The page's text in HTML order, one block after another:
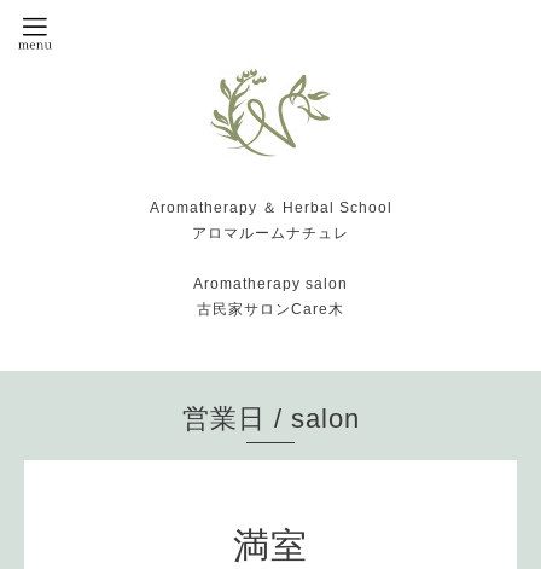
Aromatherapy ＆ Herbal School
アロマルームナチュレ
Aromatherapy salon
古民家サロンCare木
営業日 / salon
満室